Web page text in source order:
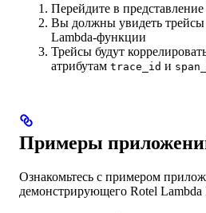
Перейдите в представление
Вы должны увидеть
Lambda-функции
Трейсы будут
атрибутам trace_id и
Примеры
Ознакомьтесь с примером
демонстрирующего Rotel Lambda